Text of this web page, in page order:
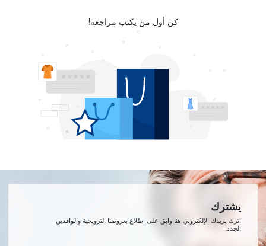
كن أول من يكتب مراجعة!
يشترك
اترك بريدك الإلكتروني هنا وابق على اطلاع بعروضنا الترويجية والوافدين
الجدد.